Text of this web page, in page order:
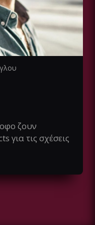
ζουν
για τις σχέσεις